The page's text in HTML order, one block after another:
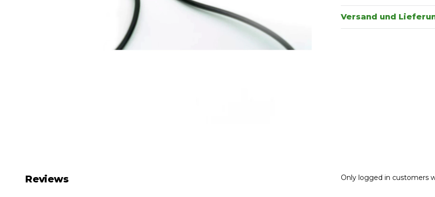
Versand und
Reviews Only logged in customers